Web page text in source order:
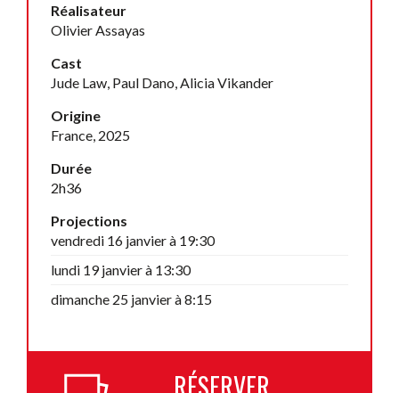
Réalisateur
Olivier Assayas
Cast
Jude Law, Paul Dano, Alicia Vikander
Origine
France, 2025
Durée
2h36
Projections
vendredi 16 janvier à 19:30
lundi 19 janvier à 13:30
dimanche 25 janvier à 8:15